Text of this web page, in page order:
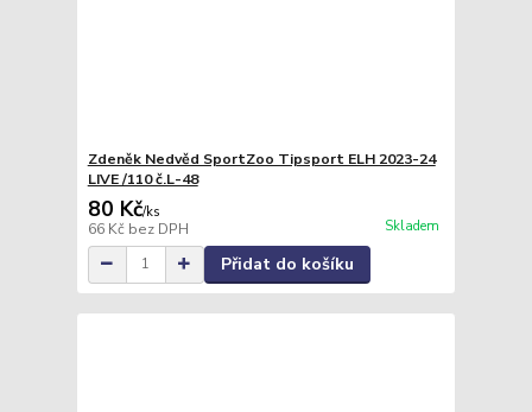
Zdeněk Nedvěd SportZoo Tipsport ELH 2023-24
LIVE /110 č.L-48
80 Kč/ks
66 Kč bez DPH Skladem
Přidat do košíku